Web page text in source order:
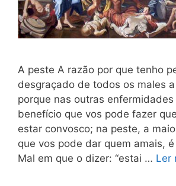
A peste A razão por que tenho
desgraçado de todos os ma­les
porque nas outras
benefício que vos pode fazer
estar convosco; na peste, a
que vos pode dar quem amais,
Mal em que o dizer: “estai … Ler